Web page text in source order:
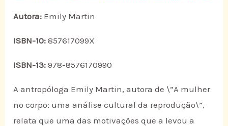
Autora: Emily Martin
ISBN-10: 857617099X
ISBN-13: 978-8576170990
A antropóloga Emily Martin, autora de \”A mulher
no corpo: uma análise cultural da reprodução\”,
relata que uma das motivações que a levou a